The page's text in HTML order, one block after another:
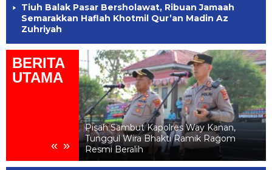
Tiuh Balak Pasar Bersholawat, Ribuan Jamaah
Semarakkan Haflah Khotmil Qur’an Madin Az
Zuhriyah
BERITA
UTAMA
« »
SEMANGAT SWADAYA WARGA MEKAR
ASRI, PEMBANGUNAN JALAN MASUK
HARI KEDUA PENGECORAN